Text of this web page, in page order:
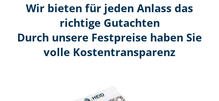
Wir bieten für jeden Anlass das
richtige Gutachten
Durch unsere Festpreise haben Sie
volle Kosten­transparenz